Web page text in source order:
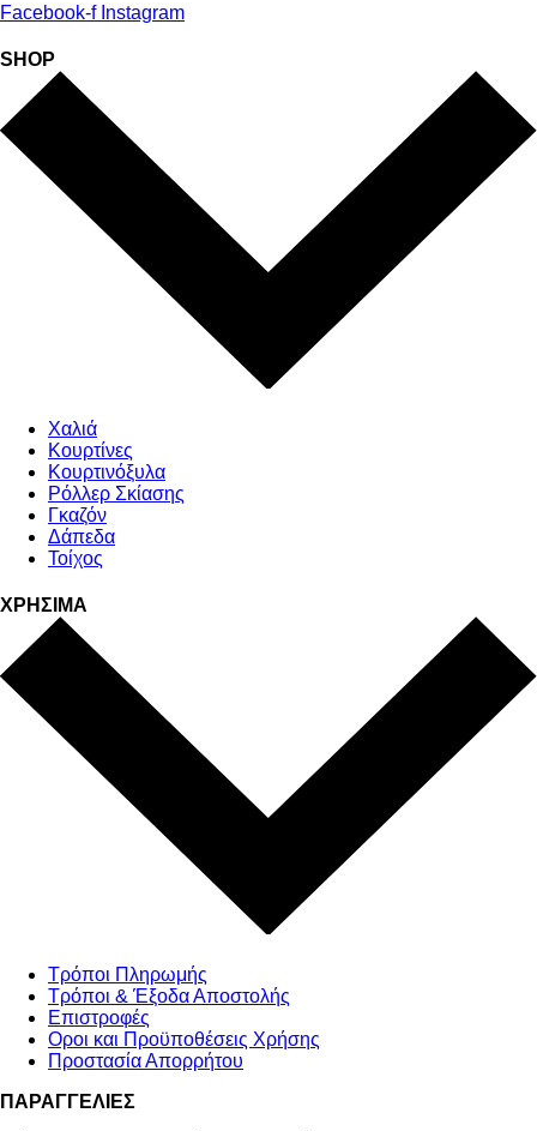
Facebook-f Instagram
SHOP
Χαλιά
Κουρτίνες
Κουρτινόξυλα
Ρόλλερ Σκίασης
Γκαζόν
Δάπεδα
Τοίχος
ΧΡΗΣΙΜΑ
Τρόποι Πληρωμής
Τρόποι & Έξοδα Αποστολής
Επιστροφές
Οροι και Προϋποθέσεις Χρήσης
Προστασία Απορρήτου
ΠΑΡΑΓΓΕΛΙΕΣ